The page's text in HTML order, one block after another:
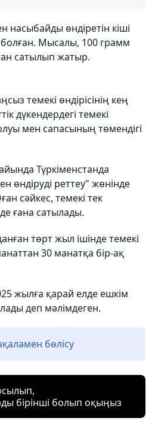
насыбайды өндіретін кіші
Мысалы, 100 грамм
сатылып жатыр.
темекі өндірісінің кең
дүкендердегі темекі
мен сапасының төмендігі
Түркіменстанда
өндіруді реттеу" жөнінде
сәйкес, темекі тек
ғана сатылады.
төрт жыл ішінде темекі
30 манатқа бір-ақ
жылға қарай елде ешкім
деп мәлімдеген.
бөлісу
бірінші болып оқыңыз